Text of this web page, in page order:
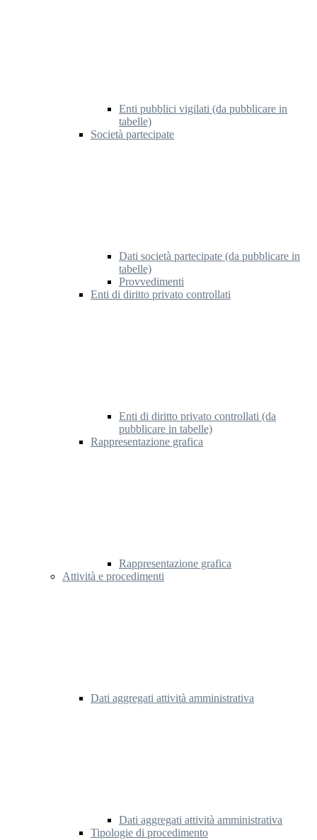
Enti pubblici vigilati (da pubblicare in
tabelle)
Società partecipate
Dati società partecipate (da pubblicare in
tabelle)
Provvedimenti
Enti di diritto privato controllati
Enti di diritto privato controllati (da
pubblicare in tabelle)
Rappresentazione grafica
Rappresentazione grafica
Attività e procedimenti
Dati aggregati attività amministrativa
Dati aggregati attività amministrativa
Tipologie di procedimento